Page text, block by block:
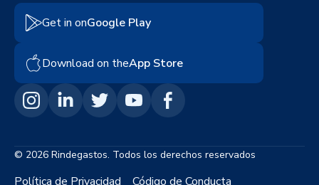
© 2026 Rindegastos. Todos los derechos reservados
Política de Privacidad Código de Conducta
Get in onGoogle Play
Download on theApp Store